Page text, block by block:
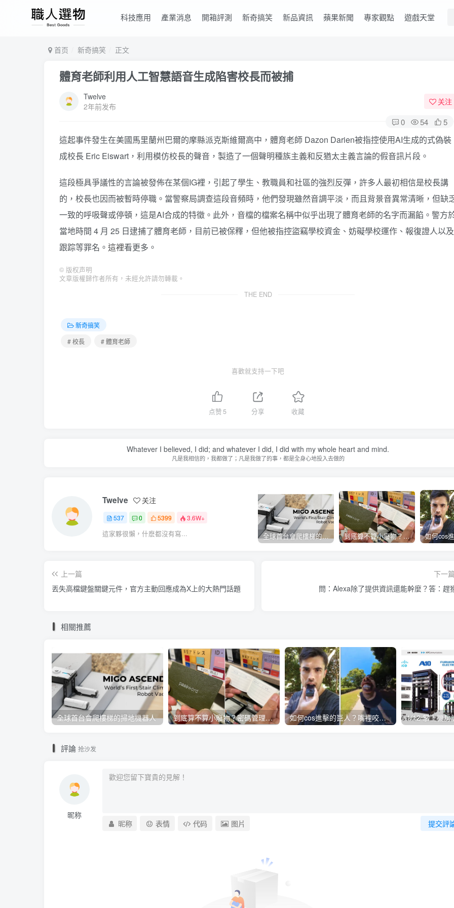
科技應用 產業消息 開箱評測 新奇搞笑 新品資訊 蘋果新聞 專家觀點 遊戲天堂
首页 新奇搞笑 正文
體育老師利用人工智慧語音生成陷害校長而被捕
Twelve
2年前发布
关注
0 54 5
這起事件發生在美國馬里蘭州巴爾的摩縣派克斯維爾高中，體育老師 Dazon Darien被指控使用AI生成的式偽裝
成校長 Eric Eiswart，利用模仿校長的聲音，製造了一個聲明種族主義和反猶太主義言論的假音訊片段。
這段極具爭議性的言論被發佈在某個IG裡，引起了學生、教職員和社區的強烈反彈，許多人最初相信是校長講
的，校長也因而被暫時停職。當警察局調查這段音頻時，他們發現雖然音調平淡，而且背景音異常清晰，但缺
一致的呼吸聲或停頓，這是AI合成的特徵。此外，音檔的檔案名稱中似乎出現了體育老師的名字而漏餡。警方
當地時間 4 月 25 日逮捕了體育老師，目前已被保釋，但他被指控盜竊學校資金、妨礙學校運作、報復證人以及
跟踪等罪名。 這裡看更多。
© 版权声明
文章版權歸作者所有，未經允許請勿轉載。
THE END
新奇搞笑
# 校長
# 體育老師
喜歡就支持一下吧
点赞 5 分享 收藏
Whatever I believed, I did; and whatever I did, I did with my whole heart and mind.
凡是我相信的，我都做了；凡是我做了的事，都是全身心地投入去做的
Twelve 关注
537 0 5399 3.6W+
這家夥很懶，什麽都沒有寫... 全球首台會爬樓梯的掃地機器人 到底算不算小廢物？密碼管理小本本開賣
上一篇
丟失高檔鍵盤關鍵元件，官方主動回應成為X上的大熱門話題
下一
問：Alexa除了提供資訊還能幹麼？答：趕
相關推薦
全球首台會爬樓梯的掃地機器人 到底算不算小廢物？密碼管理小本本開賣 如何cos進擊的巨人？嘴裡咬住360相機相似度可達87%
評論 抢沙发
昵称
提交評
昵称 表情 代码 图片